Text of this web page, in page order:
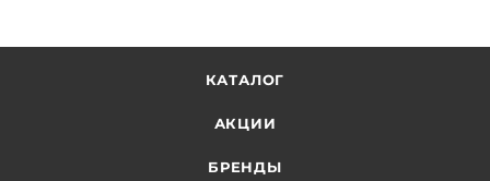
КАТАЛОГ
АКЦИИ
БРЕНДЫ